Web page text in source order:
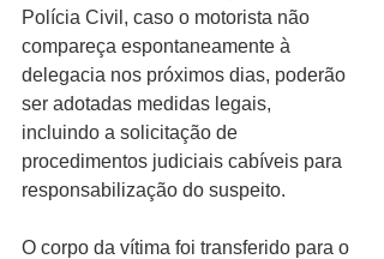
Polícia Civil, caso o motorista não
compareça espontaneamente à
delegacia nos próximos dias, poderão
ser adotadas medidas legais,
incluindo a solicitação de
procedimentos judiciais cabíveis para
responsabilização do suspeito.
O corpo da vítima foi transferido para o